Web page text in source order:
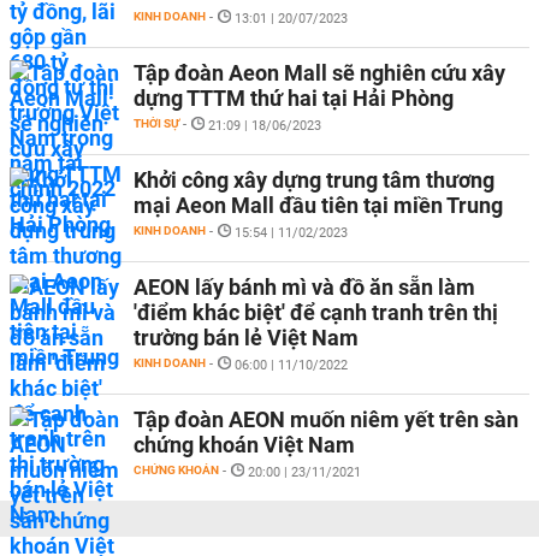
KINH DOANH - 13:01 | 20/07/2023
Tập đoàn Aeon Mall sẽ nghiên cứu xây
dựng TTTM thứ hai tại Hải Phòng
THỜI SỰ - 21:09 | 18/06/2023
Khởi công xây dựng trung tâm thương
mại Aeon Mall đầu tiên tại miền Trung
KINH DOANH - 15:54 | 11/02/2023
AEON lấy bánh mì và đồ ăn sẵn làm
'điểm khác biệt' để cạnh tranh trên thị
trường bán lẻ Việt Nam
KINH DOANH - 06:00 | 11/10/2022
Tập đoàn AEON muốn niêm yết trên sàn
chứng khoán Việt Nam
CHỨNG KHOÁN - 20:00 | 23/11/2021